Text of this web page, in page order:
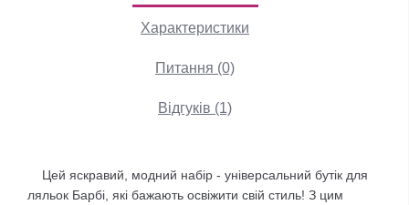
Характеристики
Питання (0)
Відгуків (1)
Цей яскравий, модний набір - універсальний бутік для
ляльок Барбі, які бажають освіжити свій стиль! З цим